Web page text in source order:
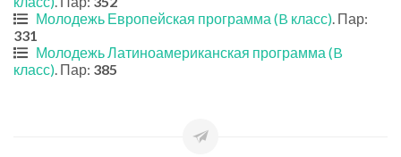
Молодежь Европейская программа (B класс). Пар:
331
Молодежь Латиноамериканская программа (B
класс). Пар: 385